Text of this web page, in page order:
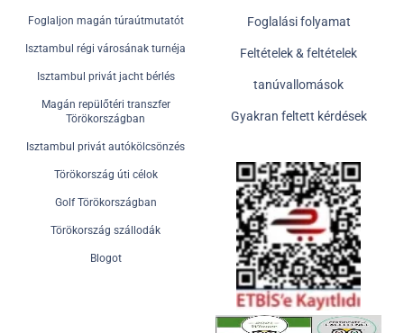
Foglaljon magán túraútmutatót
Isztambul régi városának turnéja
Isztambul privát jacht bérlés
Magán repülőtéri transzfer
Törökországban
Isztambul privát autókölcsönzés
Törökország úti célok
Golf Törökországban
Törökország szállodák
Blogot
Foglalási folyamat
Feltételek & feltételek
tanúvallomások
Gyakran feltett kérdések